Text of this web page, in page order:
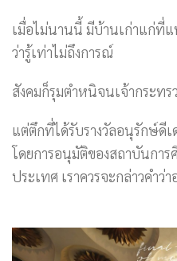
เมื่อไม่นานนี้ มีบ้านเก่าแก่ที่
ว่ารู้เท่าไม่ถึงการณ์
สังคมก็รุมตำหนิจนเจ้ากระท
แต่ตึกที่ได้รับรางวัลอนุรักษ์ดี
โดยการอนุมัติของสถาบันกา
ประเทศ เราควรจะกล่าวคำ